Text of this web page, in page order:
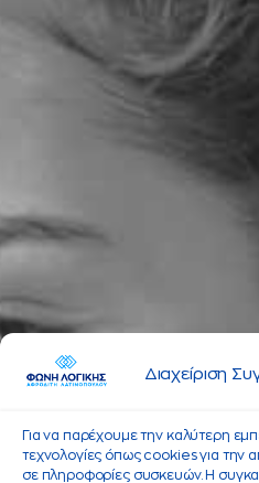
Διαχείριση
Για να παρέχουμε την καλύτερη
τεχνολογίες όπως cookies για την
σε πληροφορίες συσκευών. Η